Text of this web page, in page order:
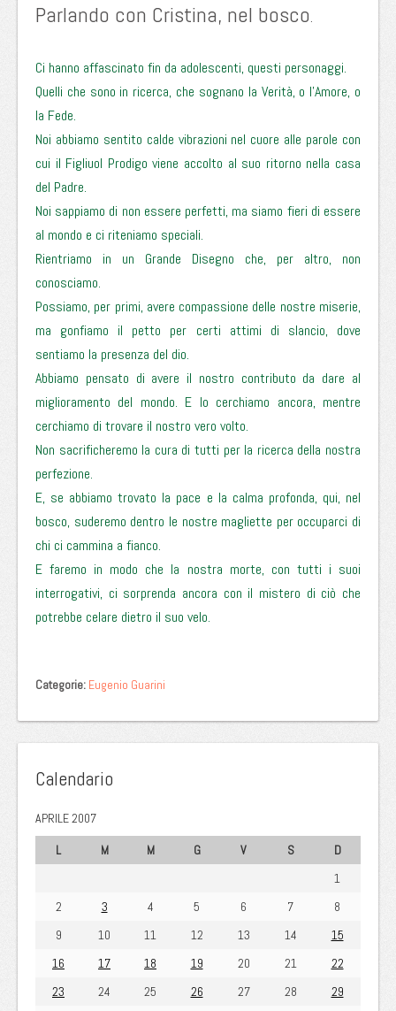
Parlando con Cristina, nel bosco.
Ci hanno affascinato fin da adolescenti, questi personaggi.
Quelli che sono in ricerca, che sognano la Verità, o l’Amore, o
la Fede.
Noi abbiamo sentito calde vibrazioni nel cuore alle parole con
cui il Figliuol Prodigo viene accolto al suo ritorno nella casa
del Padre.
Noi sappiamo di non essere perfetti, ma siamo fieri di essere
al mondo e ci riteniamo speciali.
Rientriamo in un Grande Disegno che, per altro, non
conosciamo.
Possiamo, per primi, avere compassione delle nostre miserie,
ma gonfiamo il petto per certi attimi di slancio, dove
sentiamo la presenza del dio.
Abbiamo pensato di avere il nostro contributo da dare al
miglioramento del mondo. E lo cerchiamo ancora, mentre
cerchiamo di trovare il nostro vero volto.
Non sacrificheremo la cura di tutti per la ricerca della nostra
perfezione.
E, se abbiamo trovato la pace e la calma profonda, qui, nel
bosco, suderemo dentro le nostre magliette per occuparci di
chi ci cammina a fianco.
E faremo in modo che la nostra morte, con tutti i suoi
interrogativi, ci sorprenda ancora con il mistero di ciò che
potrebbe celare dietro il suo velo.
Categorie: Eugenio Guarini
Calendario
APRILE 2007
L
M M G V S
D
1
2
3 4 5 6 7
8
9
10 11 12 13 14
15
16
17 18 19 20 21
22
23
24 25 26 27 28 29